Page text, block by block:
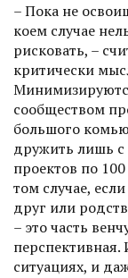
– Пока не
коем случае
рисковать, –
критически
сообществом
большого
дружить лишь с
проектов по
том случае,
друг или
– это часть
ситуациях, и